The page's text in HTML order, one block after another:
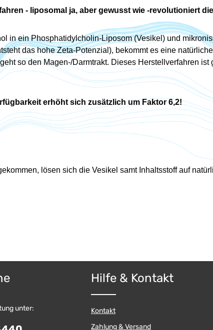
- liposomal ja, aber gewusst wie -revolutioniert
in ein Phosphatidylcholin-Liposom (Vesikel) und
das hohe Zeta-Potenzial), bekommt es eine
so den Magen-/Darmtrakt. Dieses Herstellverfahren
erhöht sich zusätzlich um Faktor 6,2!
lösen sich die Vesikel samt Inhaltsstoff auf
unter:
Hilfe & Kontakt
Kontakt
Zahlung & Versand